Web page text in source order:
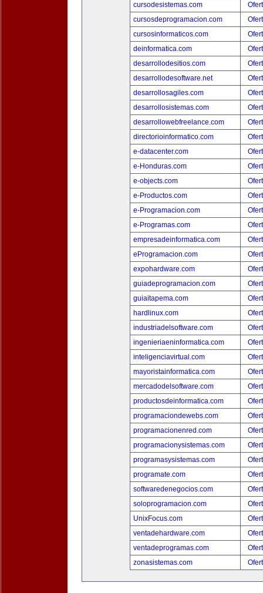
cursodesistemas.com
cursosdeprogramacion.com
cursosinformaticos.com
deinformatica.com
desarrollodesitios.com
desarrollodesoftware.net
desarrollosagiles.com
desarrollosistemas.com
desarrollowebfreelance.com
directorioinformatico.com
e-datacenter.com
e-Honduras.com
e-objects.com
e-Productos.com
e-Programacion.com
e-Programas.com
empresadeinformatica.com
eProgramacion.com
expohardware.com
guiadeprogramacion.com
guiaitapema.com
hardlinux.com
industriadelsoftware.com
ingenieriaeninformatica.com
inteligenciavirtual.com
mayoristainformatica.com
mercadodelsoftware.com
productosdeinformatica.com
programaciondewebs.com
programacionenred.com
programacionysistemas.com
programasysistemas.com
programate.com
softwaredenegocios.com
soloprogramacion.com
UnixFocus.com
ventadehardware.com
ventadeprogramas.com
zonasistemas.com